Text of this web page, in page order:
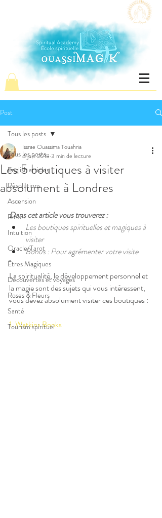
Post
Tous les posts
English articles
Résolutions
Ascension
Rituel
Intuition
Oracle/Tarot
Êtres Magiques
Découvertes et voyages
Roses & Fleurs
Santé
Tourism spirituel
Tous les posts
Les 5 boutiques à visiter
absolument à Londres
Issrae Ouassima Touahria
4 juin 2018 3 min de lecture
Dans cet article vous trouverez :
Les boutiques spirituelles et magiques à
visiter
Bonus : Pour agrémenter votre visite
La spiritualité, le développement personnel et
la magie sont des sujets qui vous intéressent,
vous devez absolument visiter ces boutiques :
1. Watkins Books